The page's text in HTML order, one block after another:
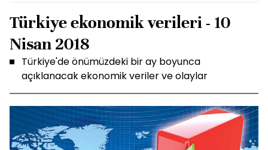
Türkiye ekonomik verileri - 10
Nisan 2018
Türkiye'de önümüzdeki bir ay boyunca
açıklanacak ekonomik veriler ve olaylar